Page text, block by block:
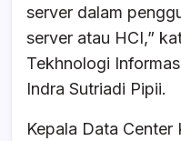
server dalam
server atau HCI,”
Tekhnologi
Indra Sutriadi Pipii.
Kepala Data Center